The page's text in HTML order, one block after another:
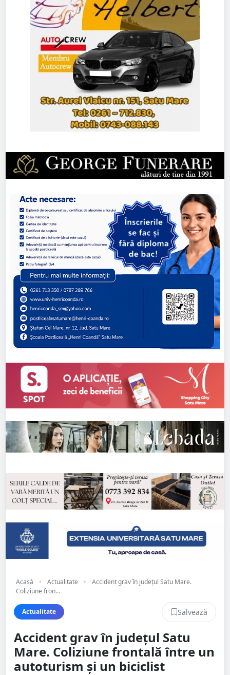
Acasă • Actualitate •
Accident grav în județul Satu Mare.
Coliziune fron...
Actualitate Salvează
Accident grav în județul Satu
Mare. Coliziune frontală între un
autoturism și un biciclist